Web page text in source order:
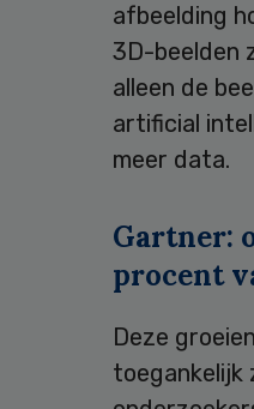
afbeelding
3D-beelden
alleen de
artificial
meer data.
Gartner:
procent
Deze
toegankelijk